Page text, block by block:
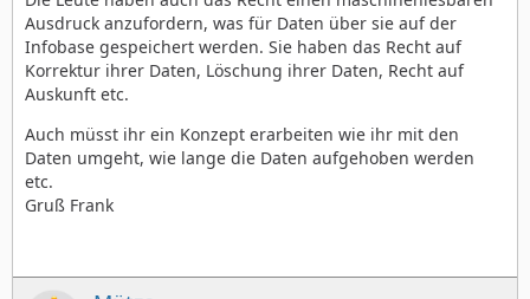
Ausdruck anzufordern, was für Daten über sie auf der
Infobase gespeichert werden. Sie haben das Recht auf
Korrektur ihrer Daten, Löschung ihrer Daten, Recht auf
Auskunft etc.
Auch müsst ihr ein Konzept erarbeiten wie ihr mit den
Daten umgeht, wie lange die Daten aufgehoben werden
etc.
Gruß Frank